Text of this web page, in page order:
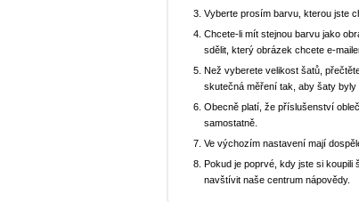
Vyberte prosím barvu, kterou jste
Chcete-li mít stejnou barvu jako
sdělit, který obrázek chcete e-
Než vyberete velikost šatů,
skutečná měření tak, aby šaty byly
Obecně platí, že příslušenství
samostatně.
Ve výchozím nastavení mají
Pokud je poprvé, kdy jste si koupili
navštívit naše centrum nápovědy.